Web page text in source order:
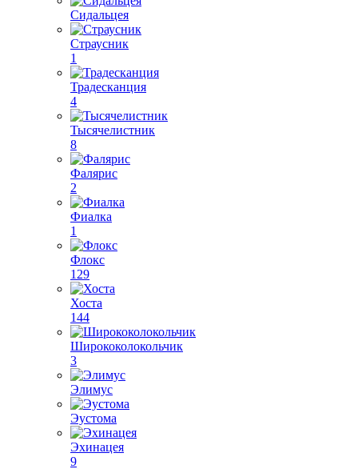
Сидальцея
Страусник
1
Традесканция
4
Тысячелистник
8
Фалярис
2
Фиалка
1
Флокс
129
Хоста
144
Ширококолокольчик
3
Элимус
Эустома
Эхинацея
9